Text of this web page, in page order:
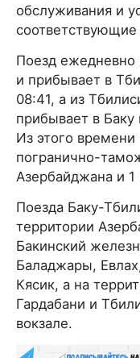
обслуживания и
Поезд ежедневно
и прибывает в
08:41, а из
прибывает в
Из этого времени
погранично-
Азербайджана и 1
Поезда Баку-
территории
Бакинский
Баладжары,
Кясик, а на
Гардабани и
вокзале.